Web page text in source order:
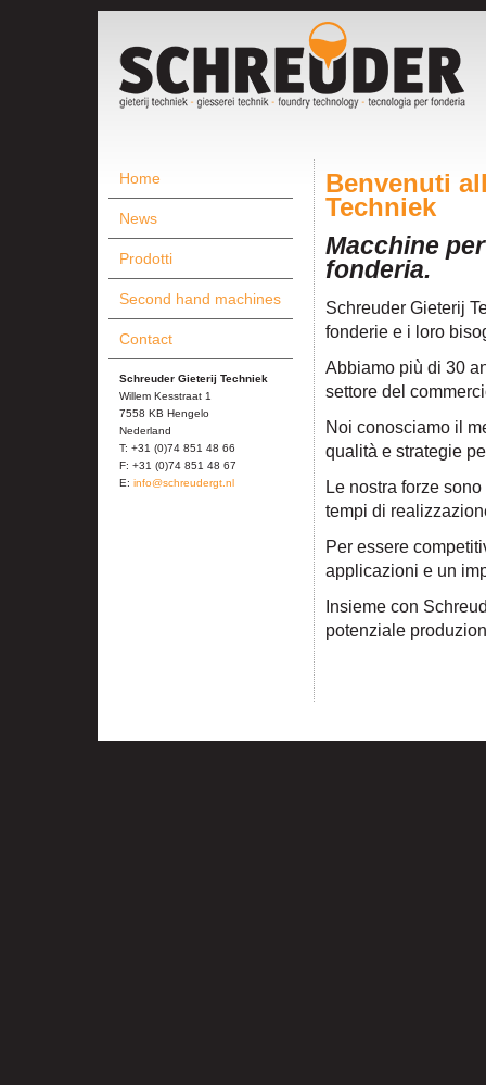
Home
News
Prodotti
Second hand machines
Contact
Schreuder Gieterij Techniek
Willem Kesstraat 1
7558 KB Hengelo
Nederland
T: +31 (0)74 851 48 66
F: +31 (0)74 851 48 67
E: info@schreudergt.nl
Benvenuti
Techniek
Macchine
fonderia.
Schreuder Gieterij
fonderie e i loro
Abbiamo più di 30
settore del
Noi conosciamo il
qualità e strategie
Le nostra forze
tempi di
Per essere
applicazioni e un
Insieme con
potenziale